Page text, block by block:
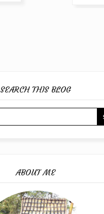
SEARCH THIS BLOG
ABOUT ME